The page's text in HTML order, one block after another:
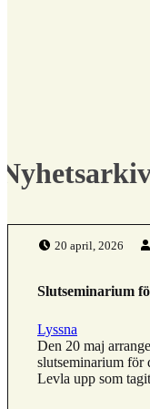
Slutseminarium
Lyssna
Den 20 maj
slutseminarium för
Levla upp som
Publicerad den:
20 april, 2026